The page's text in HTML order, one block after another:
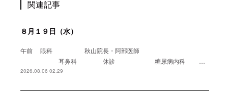
関連記事
８月１９日（水）
午前 眼科 秋山院長・阿部医師
耳鼻科 休診 糖尿病内科 …
2026.08.06 02:29